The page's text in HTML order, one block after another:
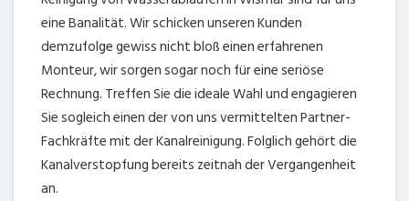
eine Banalität. Wir schicken unseren Kunden
demzufolge gewiss nicht bloß einen erfahrenen
Monteur, wir sorgen sogar noch für eine seriöse
Rechnung. Treffen Sie die ideale Wahl und engagieren
Sie sogleich einen der von uns vermittelten Partner-
Fachkräfte mit der Kanalreinigung. Folglich gehört die
Kanalverstopfung bereits zeitnah der Vergangenheit
an.